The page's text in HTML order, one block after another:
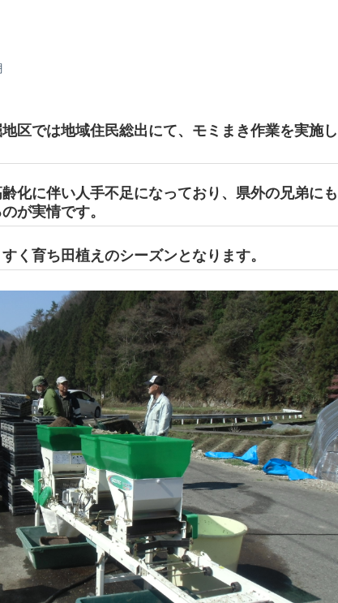
区では地域住民総出にて、モミまき作業を実施し
化に伴い人手不足になっており、県外の兄弟にも
が実情です。
く育ち田植えのシーズンとなります。